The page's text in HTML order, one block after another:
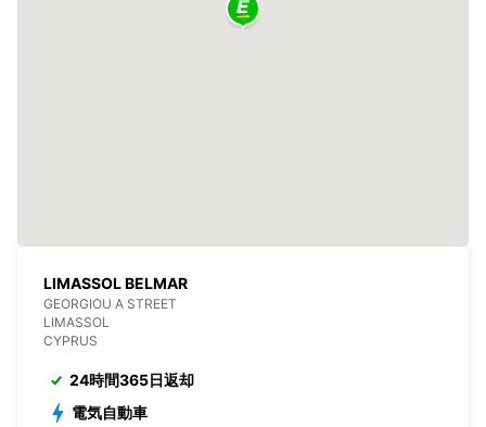
LIMASSOL BELMAR
GEORGIOU A STREET
LIMASSOL
CYPRUS
24時間365日返却
電気自動車